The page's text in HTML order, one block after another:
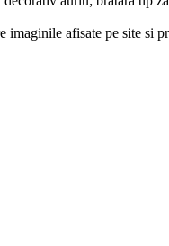
afisate pe site si